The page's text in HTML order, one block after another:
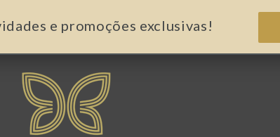
e promoções exclusivas!